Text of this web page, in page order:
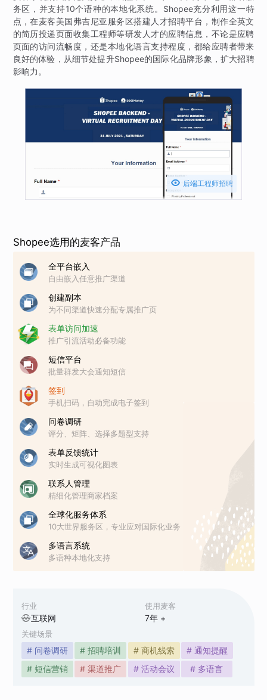
行业
互联网
使用麦客
7年 +
关键场景
# 问卷调研 # 招聘培训 # 商机线索
# 通知提醒
# 短信营销
# 渠道推广 # 活动会议 # 多语言
务区，并支持10个语种的本地化系统。Shopee充分利用这一特
点，在麦客美国弗吉尼亚服务区搭建人才招聘平台，制作全英文
的简历投递页面收集工程师等研发人才的应聘信息，不论是应聘
页面的访问流畅度，还是本地化语言支持程度，都给应聘者带来
良好的体验，从细节处提升Shopee的国际化品牌形象，扩大招聘
影响力。
 后端工程师招聘
Shopee选用的麦客产品
全平台嵌入
自由嵌入任意推广渠道
创建副本
为不同渠道快速分配专属推广页
表单访问加速
推广引流活动必备功能
短信平台
批量群发大会通知短信
签到
手机扫码，自动完成电子签到
问卷调研
评分、矩阵、选择多题型支持
表单反馈统计
实时生成可视化图表
联系人管理
精细化管理商家档案
全球化服务体系
10大世界服务区，专业应对国际化业务
多语言系统
多语种本地化支持